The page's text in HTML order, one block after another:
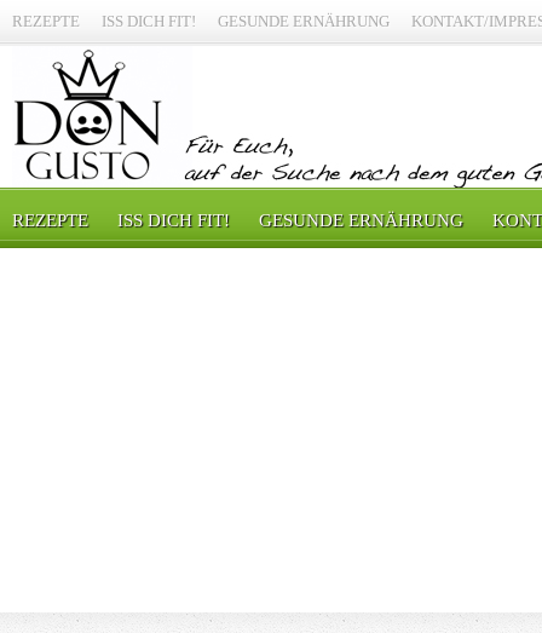
REZEPTE ISS DICH FIT! GESUNDE ERNÄHRUNG KONTAKT/
REZEPTE ISS DICH FIT! GESUNDE ERNÄHRUNG